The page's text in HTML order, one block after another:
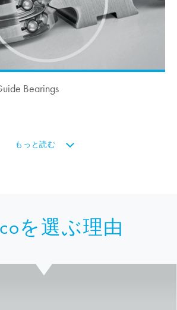
Bearings
もっと読む
を選ぶ理由